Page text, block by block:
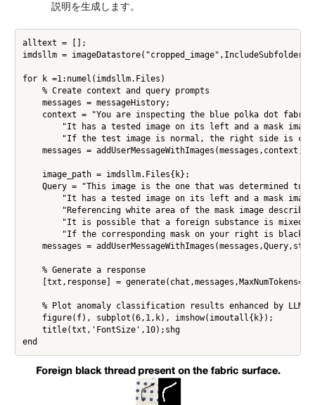
説明を生成します。
alltext = [];
imdsllm =
for k =1:numel(imdsllm.Files)
    % Create context and query prompts
    messages = messageHistory;
context = "You are inspecting the blue polka dot
"It has a tested image on its left and a mask
"If the test image is normal, the right side is
messages =
    image_path = imdsllm.Files{k};
Query = "This image is the one that was determined to
"It has a tested image on its left and a mask
"Referencing white area of the mask image
"It is possible that a foreign substance is mixed
"If the corresponding mask on your right is black
messages =
    % Generate a response
[txt,response] =
    % Plot anomaly classification results enhanced by LLM
    figure(f), subplot(6,1,k), imshow(imoutall{k});
    title(txt,'FontSize',10);shg